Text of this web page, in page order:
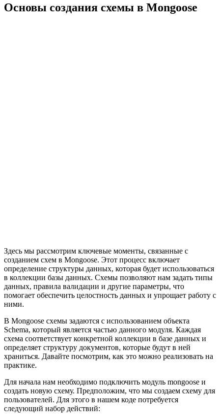
Основы создания схемы в Mongoose
Здесь мы рассмотрим ключевые моменты, связанные с
созданием схем в Mongoose. Этот процесс включает
определение структуры данных, которая будет использоваться
в коллекции базы данных. Схемы позволяют нам задать типы
данных, правила валидации и другие параметры, что
помогает обеспечить целостность данных и упрощает работу с
ними.
В Mongoose схемы задаются с использованием объекта
Schema, который является частью данного модуля. Каждая
схема соответствует конкретной коллекции в базе данных и
определяет структуру документов, которые будут в ней
храниться. Давайте посмотрим, как это можно реализовать на
практике.
Для начала нам необходимо подключить модуль mongoose и
создать новую схему. Предположим, что мы создаем схему для
пользователей. Для этого в нашем коде потребуется
следующий набор действий: